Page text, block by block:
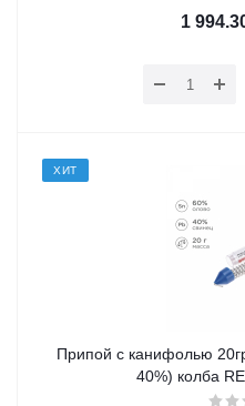
1
ХИТ
Припой с канифолью
40%) колба